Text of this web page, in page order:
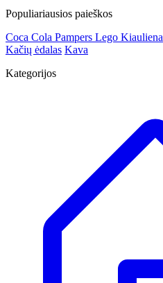
Populiariausios paieškos
Coca Cola Pampers Lego Kiauliena
Kačių ėdalas Kava
Kategorijos